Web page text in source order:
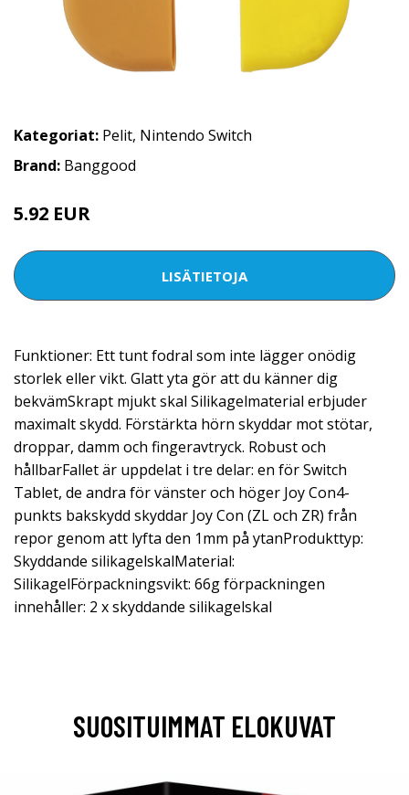
Kategoriat: Pelit, Nintendo Switch
Brand: Banggood
5.92 EUR
LISÄTIETOJA
Funktioner: Ett tunt fodral som inte lägger onödig
storlek eller vikt. Glatt yta gör att du känner dig
bekvämSkrapt mjukt skal Silikagelmaterial erbjuder
maximalt skydd. Förstärkta hörn skyddar mot stötar,
droppar, damm och fingeravtryck. Robust och
hållbarFallet är uppdelat i tre delar: en för Switch
Tablet, de andra för vänster och höger Joy Con4-
punkts bakskydd skyddar Joy Con (ZL och ZR) från
repor genom att lyfta den 1mm på ytanProdukttyp:
Skyddande silikagelskalMaterial:
SilikagelFörpackningsvikt: 66g förpackningen
innehåller: 2 x skyddande silikagelskal
SUOSITUIMMAT ELOKUVAT